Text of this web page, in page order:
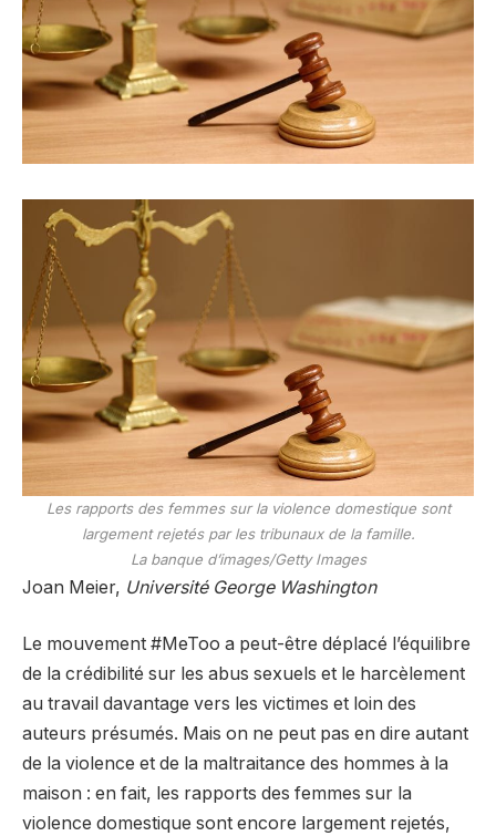
Les rapports des femmes sur la violence domestique sont
largement rejetés par les tribunaux de la famille.
La banque d’images/Getty Images
Joan Meier, Université George Washington
Le mouvement #MeToo a peut-être déplacé l’équilibre
de la crédibilité sur les abus sexuels et le harcèlement
au travail davantage vers les victimes et loin des
auteurs présumés. Mais on ne peut pas en dire autant
de la violence et de la maltraitance des hommes à la
maison : en fait, les rapports des femmes sur la
violence domestique sont encore largement rejetés,